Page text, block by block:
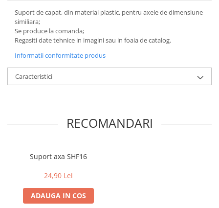
Suport de capat, din material plastic, pentru axele de dimensiune
similiara;
Se produce la comanda;
Regasiti date tehnice in imagini sau in foaia de catalog.
Informatii conformitate produs
Caracteristici
RECOMANDARI
Suport axa SHF16
24,90 Lei
ADAUGA IN COS